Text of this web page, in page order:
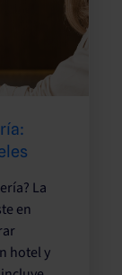
La
en
hotel y